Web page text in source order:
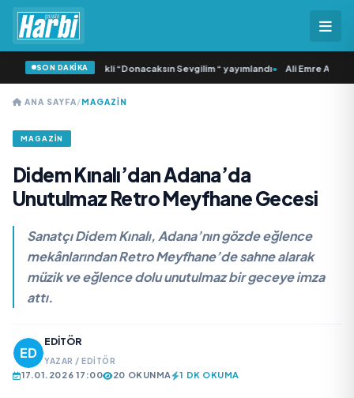
SON DAKİKA
Samlı ‘dan İkinci Tekli “Donacaksın Sevgilim “ yayımlandı• Ali Emre
ANA SAYFA/MAGAZİN
MAGAZİN
Didem Kınalı’dan Adana’da
Unutulmaz Retro Meyfhane Gecesi
Sanatçı Didem Kınalı, Adana’nın gözde eğlence
mekânlarından Retro Meyfhane’de sahne alarak
müzik ve eğlence dolu unutulmaz bir geceye imza
attı.
EDITÖR
YAZAR / EDITÖR
17.01.2026 17:00 20 OKUNMA 1 DK OKUMA